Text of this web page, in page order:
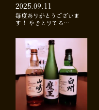
2025.09.11
毎度ありがとうございま
す！ やきとりてる…